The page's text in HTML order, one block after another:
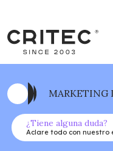
MARKETING
¿Tiene alguna duda?
Aclare todo con nuestro